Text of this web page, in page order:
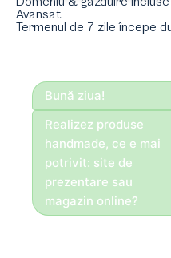
Bună ziua!
Realizez produse
handmade, ce e mai
potrivit: site de
prezentare sau
magazin online?
Avansat.
Termenul de 7 zile începe